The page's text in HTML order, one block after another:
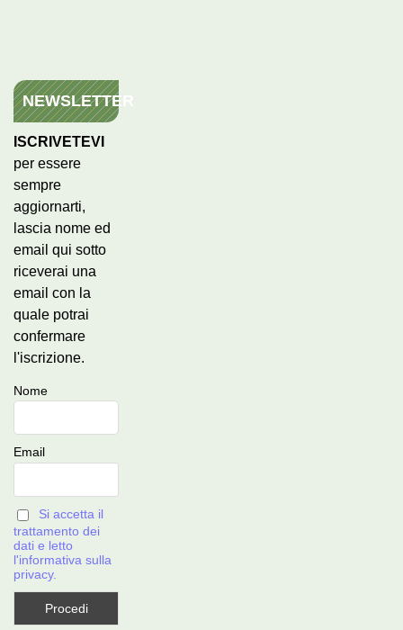
NEWSLETTER
ISCRIVETEVI
per essere
sempre
aggiornarti,
lascia nome ed
email qui sotto
riceverai una
email con la
quale potrai
confermare
l'iscrizione.
Nome
Email
Si accetta il
trattamento dei
dati e letto
l'informativa sulla
privacy.